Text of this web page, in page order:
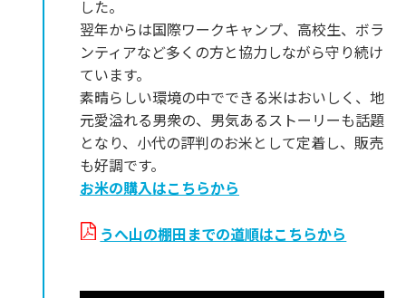
した。
翌年からは国際ワークキャンプ、高校生、ボラ
ンティアなど多くの方と協力しながら守り続け
ています。
素晴らしい環境の中でできる米はおいしく、地
元愛溢れる男衆の、男気あるストーリーも話題
となり、小代の評判のお米として定着し、販売
も好調です。
お米の購入はこちらから
うへ山の棚田までの道順はこちらから